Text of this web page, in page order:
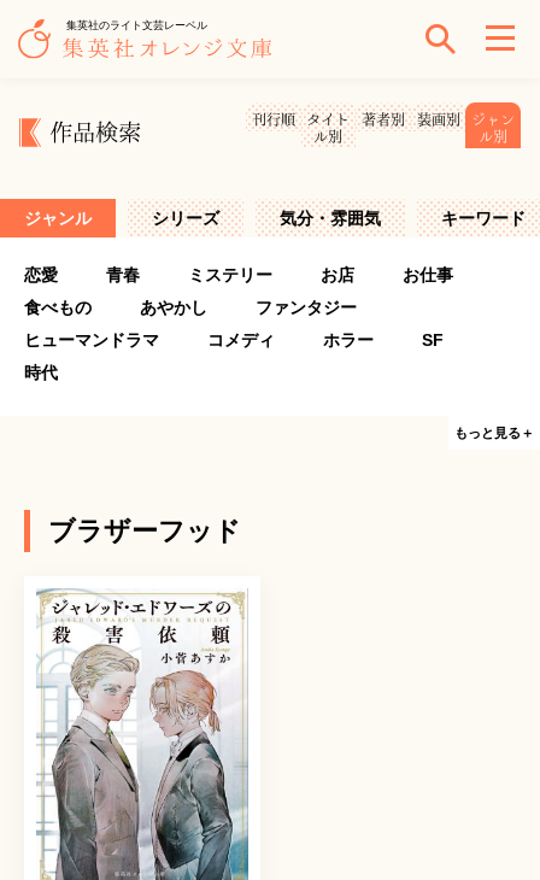
集英社のライト文芸レーベル
作品検索
刊行順
タイト
ル別
著者別 装画別
ジャン
ル別
ジャンル シリーズ 気分・雰囲気 キーワード
恋愛 青春 ミステリー お店
お仕事
食べもの
あやかし
ファンタジー
ヒューマンドラマ
コメディ ホラー
SF
時代
もっと見る＋
ブラザーフッド